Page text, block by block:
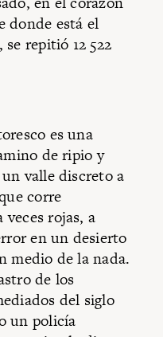
donde está el
repitió 12 522
es una
de ripio y
valle discreto a
corre
veces rojas, a
en un desierto
medio de la nada.
de los
del siglo
un policía